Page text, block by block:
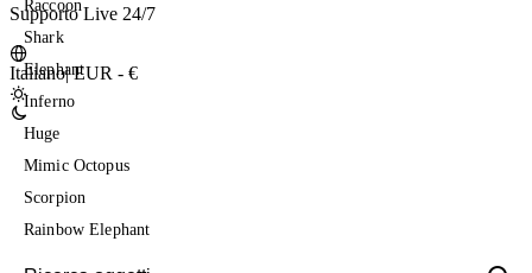
Supporto Live 24/7
Italiano|EUR - €
Raccoon
Shark
Elephant
Inferno
Huge
Mimic Octopus
Scorpion
Rainbow Elephant